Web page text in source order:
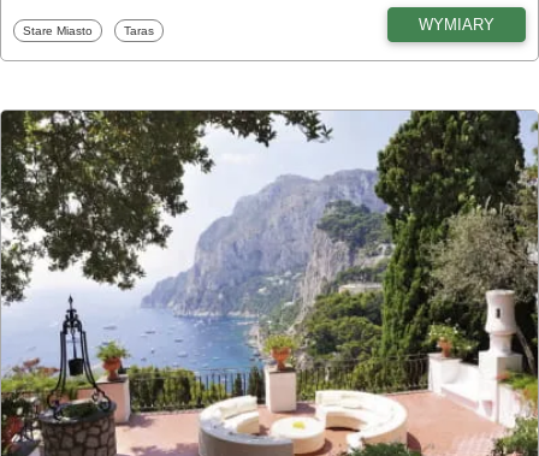
Fototapety
Stare Miasto Fototapety
Taras WYMIARY